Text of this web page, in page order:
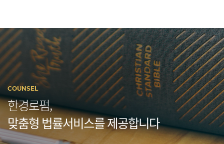
COUNSEL
한경로펌,
맞춤형 법률서비스를 제공합니다